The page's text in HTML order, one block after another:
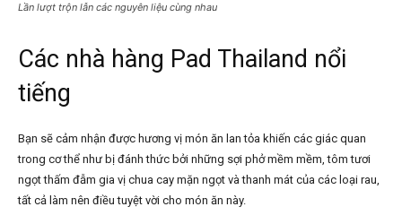
Lần lượt trộn lẫn các nguyên liệu cùng nhau
Các nhà hàng Pad Thailand nổi
tiếng
Bạn sẽ cảm nhận được hương vị món ăn lan tỏa khiến các giác quan
trong cơ thể như bị đánh thức bởi những sợi phở mềm mềm, tôm tươi
ngọt thấm đẫm gia vị chua cay mặn ngọt và thanh mát của các loại rau,
tất cả làm nên điều tuyệt vời cho món ăn này.